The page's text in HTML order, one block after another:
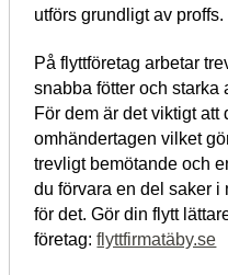
utförs grundligt av proffs.
På flyttföretag arbetar
snabba fötter och starka
För dem är det viktigt
omhändertagen vilket
trevligt bemötande och
du förvara en del saker
för det. Gör din flytt
företag:flyttfirmatäby.se